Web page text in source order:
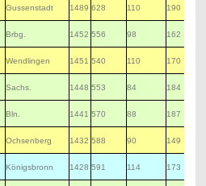
Gussenstadt 1489 628 110 190
Brbg. 1452 556 98 162
Wendlingen 1451 540 110 170
Sachs. 1448 553 84 184
Bln. 1441 570 88 187
Ochsenberg 1432 588 90 149
Königsbronn 1428 591 114 173